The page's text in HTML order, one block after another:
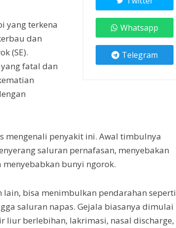
Whatsapp
Telegram
yang terkena
dan
(SE).
fatal dan
mengenali penyakit ini. Awal timbulnya
saluran pernafasan, menyebakan
menyebabkan bunyi ngorok.
bisa menimbulkan pendarahan seperti
saluran napas. Gejala biasanya dimulai
liur berlebihan, lakrimasi, nasal discharge,